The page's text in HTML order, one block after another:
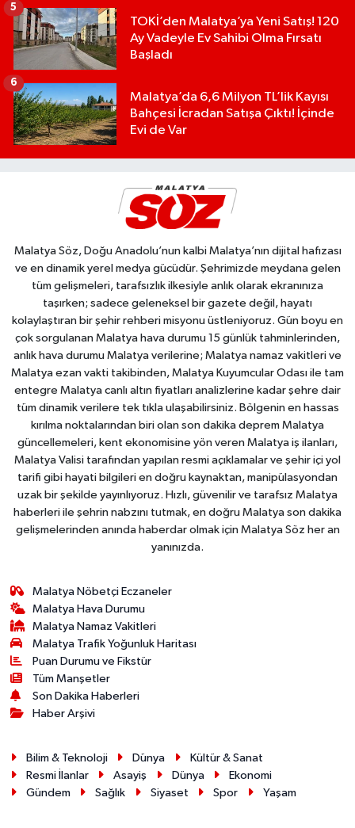
TOKİ’den Malatya’ya Yeni Satış! 120
Ay Vadeyle Ev Sahibi Olma Fırsatı
Başladı
5
Malatya’da 6,6 Milyon TL’lik Kayısı
Bahçesi İcradan Satışa Çıktı! İçinde
Evi de Var
6
Malatya Söz, Doğu Anadolu’nun kalbi Malatya’nın dijital hafızası
ve en dinamik yerel medya gücüdür. Şehrimizde meydana gelen
tüm gelişmeleri, tarafsızlık ilkesiyle anlık olarak ekranınıza
taşırken; sadece geleneksel bir gazete değil, hayatı
kolaylaştıran bir şehir rehberi misyonu üstleniyoruz. Gün boyu en
çok sorgulanan Malatya hava durumu 15 günlük tahminlerinden,
anlık hava durumu Malatya verilerine; Malatya namaz vakitleri ve
Malatya ezan vakti takibinden, Malatya Kuyumcular Odası ile tam
entegre Malatya canlı altın fiyatları analizlerine kadar şehre dair
tüm dinamik verilere tek tıkla ulaşabilirsiniz. Bölgenin en hassas
kırılma noktalarından biri olan son dakika deprem Malatya
güncellemeleri, kent ekonomisine yön veren Malatya iş ilanları,
Malatya Valisi tarafından yapılan resmi açıklamalar ve şehir içi yol
tarifi gibi hayati bilgileri en doğru kaynaktan, manipülasyondan
uzak bir şekilde yayınlıyoruz. Hızlı, güvenilir ve tarafsız Malatya
haberleri ile şehrin nabzını tutmak, en doğru Malatya son dakika
gelişmelerinden anında haberdar olmak için Malatya Söz her an
yanınızda.
Malatya Nöbetçi Eczaneler
Malatya Hava Durumu
Malatya Namaz Vakitleri
Malatya Trafik Yoğunluk Haritası
Puan Durumu ve Fikstür
Tüm Manşetler
Son Dakika Haberleri
Haber Arşivi
Bilim & Teknoloji Dünya
Kültür & Sanat
Resmi İlanlar
Asayiş Dünya
Ekonomi
Gündem
Sağlık Siyaset Spor Yaşam